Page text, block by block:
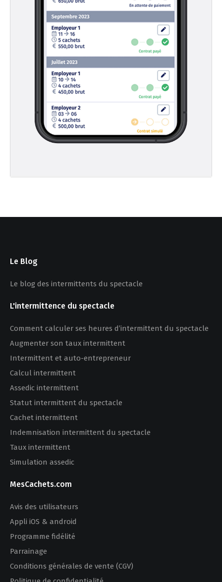
Le Blog
Le blog des intermittents du spectacle
L'intermittence du spectacle
Comment calculer ses heures d’intermittent du spectacle
Augmenter son taux intermittent
Intermittent et auto-entrepreneur
Calcul intermittent
Assedic intermittent
Statut intermittent du spectacle
Cachet intermittent
Indemnisation intermittent du spectacle
Taux intermittent
Simulation assedic
MesCachets.com
Avis des utilisateurs
Appli iOS & android
Programme fidélité
Parrainage
Conditions générales de vente (CGV)